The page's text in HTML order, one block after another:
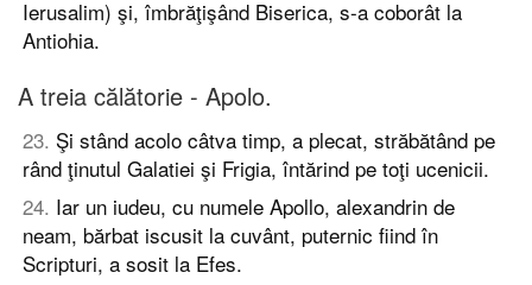
Ierusalim) şi, îmbrăţişând Biserica, s-a coborât la
Antiohia.
A treia călătorie - Apolo.
23. Şi stând acolo câtva timp, a plecat, străbătând pe
rând ţinutul Galatiei şi Frigia, întărind pe toţi ucenicii.
24. Iar un iudeu, cu numele Apollo, alexandrin de
neam, bărbat iscusit la cuvânt, puternic fiind în
Scripturi, a sosit la Efes.